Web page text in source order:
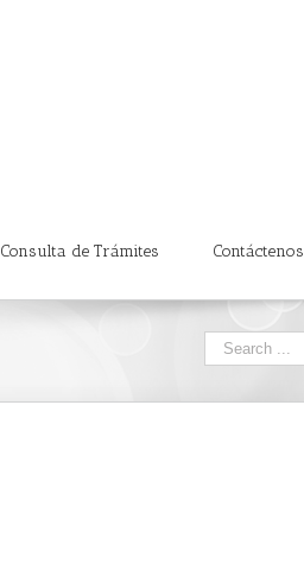
Consulta de Trámites Contáctenos